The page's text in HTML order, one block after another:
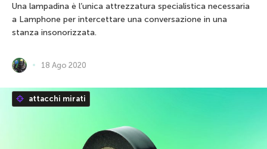
Una lampadina è l’unica attrezzatura specialistica necessaria
a Lamphone per intercettare una conversazione in una
stanza insonorizzata.
18 Ago 2020
attacchi mirati